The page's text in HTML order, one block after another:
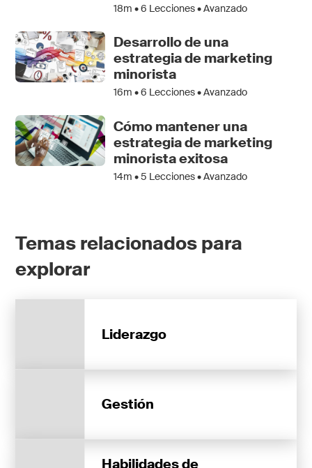
18m •6 Lecciones • Avanzado
Desarrollo de una
estrategia de marketing
minorista
16m •6 Lecciones • Avanzado
Cómo mantener una
estrategia de marketing
minorista exitosa
14m •5 Lecciones • Avanzado
Temas relacionados para
explorar
Liderazgo
Gestión
Habilidades de